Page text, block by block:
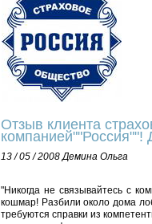
Отзыв клиента
компанией""Россия""!
13 / 05 / 2008Демина Ольга
"Никогда не связывайтесь с
кошмар! Разбили около дома
требуются справки из